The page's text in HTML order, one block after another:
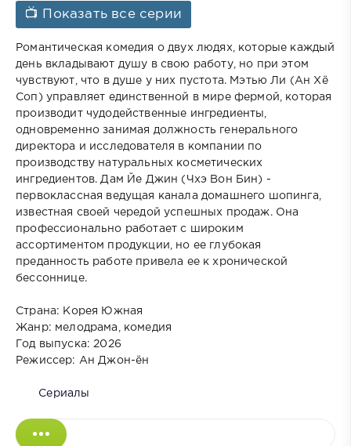
📺 Показать все серии
Романтическая комедия о двух людях, которые каждый
день вкладывают душу в свою работу, но при этом
чувствуют, что в душе у них пустота. Мэтью Ли (Ан Хё
Соп) управляет единственной в мире фермой, которая
производит чудодейственные ингредиенты,
одновременно занимая должность генерального
директора и исследователя в компании по
производству натуральных косметических
ингредиентов. Дам Йе Джин (Чхэ Вон Бин) -
первоклассная ведущая канала домашнего шопинга,
известная своей чередой успешных продаж. Она
профессионально работает с широким
ассортиментом продукции, но ее глубокая
преданность работе привела ее к хронической
бессоннице.
Страна: Корея Южная
Жанр: мелодрама, комедия
Год выпуска: 2026
Режиссер: Ан Джон-ён
Сериалы